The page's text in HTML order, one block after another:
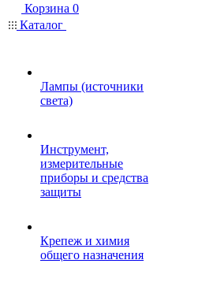
Корзина 0
Каталог
Лампы (источники
света)
Инструмент,
измерительные
приборы и средства
защиты
Крепеж и химия
общего назначения